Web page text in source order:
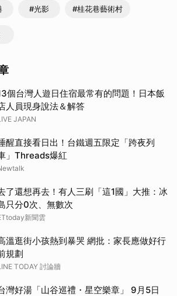
#光影 #桂花巷藝術村
個台灣人遊日住宿最常有的問題！日本飯
人員現身說法＆解答
JAPAN
醒直接看日出！台鐵週五限定「跨夜列
」Threads爆紅
了還想再去！有人三刷「這1國」大推：冰
只分0次、無數次
新聞雲
溫逛街小孩熱到暴哭 網批：家長應做好行
規劃
TODAY 討論牆
灣好湯「山谷巡禮・星空樂章」 9月5日